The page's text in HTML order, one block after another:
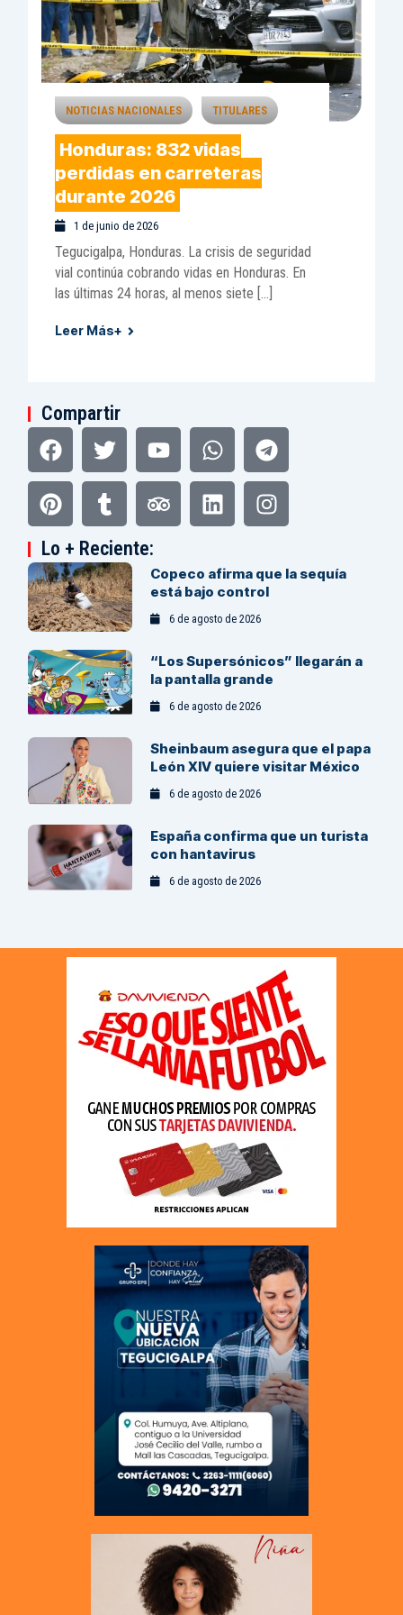
NOTICIAS NACIONALES TITULARES
Honduras: 832 vidas
perdidas en carreteras
durante 2026
1 de junio de 2026
Tegucigalpa, Honduras. La crisis de seguridad
vial continúa cobrando vidas en Honduras. En
las últimas 24 horas, al menos siete […]
Leer Más+
Compartir
Facebook
TwitterYoutubeWhatsappTelegram
Pinterest
TumblrTripadvisor
LinkedinInstagram
Lo + Reciente:
Copeco afirma que la sequía
está bajo control
6 de agosto de 2026
“Los Supersónicos” llegarán a
la pantalla grande
6 de agosto de 2026
Sheinbaum asegura que el papa
León XIV quiere visitar México
6 de agosto de 2026
España confirma que un turista
con hantavirus
6 de agosto de 2026